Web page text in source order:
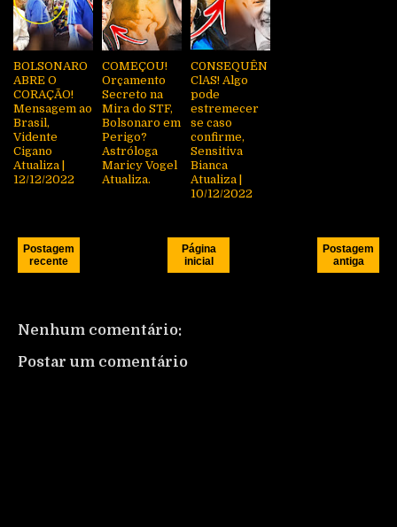
BOLSONARO
ABRE O
CORAÇÃO!
Mensagem ao
Brasil,
Vidente
Cigano
Atualiza |
12/12/2022
COMEÇOU!
Orçamento
Secreto na
Mira do STF,
Bolsonaro em
Perigo?
Astróloga
Maricy Vogel
Atualiza.
C0NSEQUÊN
ClAS! Algo
pode
estremecer
se caso
confirme,
Sensitiva
Bianca
Atualiza |
10/12/2022
Postagem
recente
Postagem
antiga
Página
inicial
Nenhum comentário:
Postar um comentário